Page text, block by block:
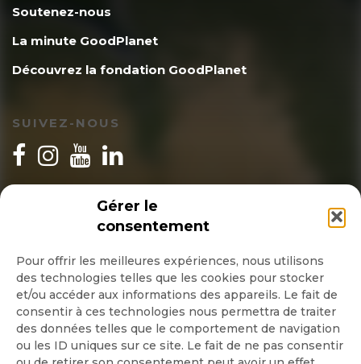
Gérer le
consentement
Pour offrir les meilleures expériences, nous utilisons
des technologies telles que les cookies pour stocker
et/ou accéder aux informations des appareils. Le fait de
consentir à ces technologies nous permettra de traiter
des données telles que le comportement de navigation
ou les ID uniques sur ce site. Le fait de ne pas consentir
Soutenez-nous
La minute GoodPlanet
Découvrez la fondation GoodPlanet
SUIVEZ-NOUS
INSCRIPTION NEWSLETTER
Quotidienne
Hebdo